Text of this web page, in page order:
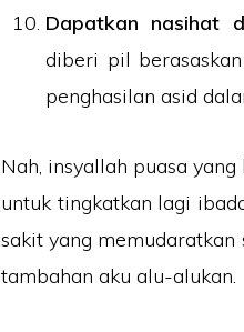
Dapatkan nasihat
diberi pil
penghasilan asid
Nah, insyallah puasa
untuk tingkatkan lagi
sakit yang memudaratkan
tambahan aku alu-alukan.